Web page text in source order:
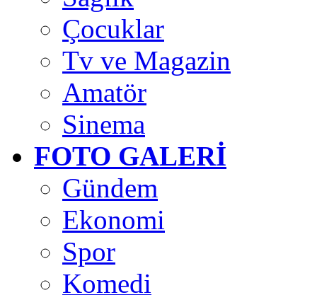
Çocuklar
Tv ve Magazin
Amatör
Sinema
FOTO GALERİ
Gündem
Ekonomi
Spor
Komedi